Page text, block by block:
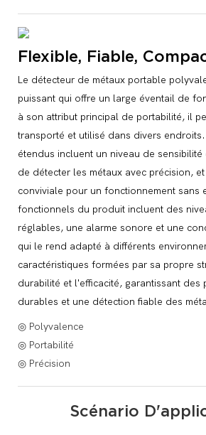
Flexible, Fiable,
Le détecteur de métaux portable
puissant qui offre un large éventail de
à son attribut principal de portabilité, il
transporté et utilisé dans divers endroits.
étendus incluent un niveau de
de détecter les métaux avec précision,
conviviale pour un fonctionnement sans
fonctionnels du produit incluent des
réglables, une alarme sonore et une
qui le rend adapté à différents
caractéristiques formées par sa propre
durabilité et l'efficacité, garantissant des
durables et une détection fiable des
◎ Polyvalence
◎ Portabilité
◎ Précision
Scénario